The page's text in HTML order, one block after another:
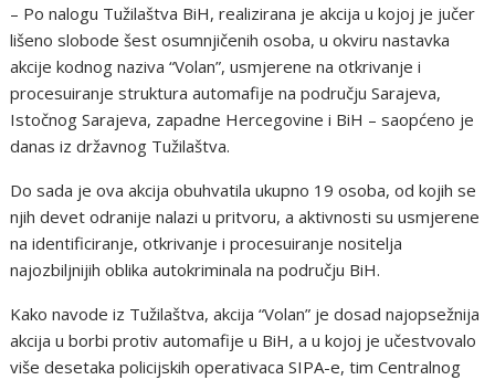
– Po nalogu Tužilaštva BiH, realizirana je akcija u kojoj je jučer
lišeno slobode šest osumnjičenih osoba, u okviru nastavka
akcije kodnog naziva “Volan”, usmjerene na otkrivanje i
procesuiranje struktura automafije na području Sarajeva,
Istočnog Sarajeva, zapadne Hercegovine i BiH – saopćeno je
danas iz državnog Tužilaštva.
Do sada je ova akcija obuhvatila ukupno 19 osoba, od kojih se
njih devet odranije nalazi u pritvoru, a aktivnosti su usmjerene
na identificiranje, otkrivanje i procesuiranje nositelja
najozbiljnijih oblika autokriminala na području BiH.
Kako navode iz Tužilaštva, akcija “Volan” je dosad najopsežnija
akcija u borbi protiv automafije u BiH, a u kojoj je učestvovalo
više desetaka policijskih operativaca SIPA-e, tim Centralnog